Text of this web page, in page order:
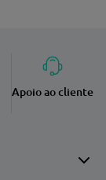
Apoio ao cliente